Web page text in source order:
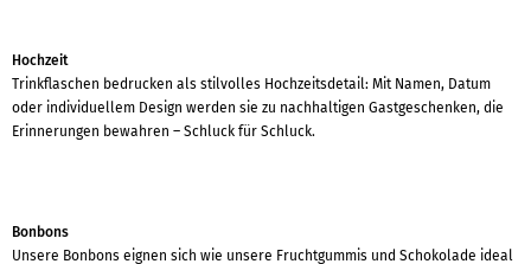
Hochzeit
Trinkflaschen bedrucken als stilvolles Hochzeitsdetail: Mit Namen, Datum
oder individuellem Design werden sie zu nachhaltigen Gastgeschenken, die
Erinnerungen bewahren – Schluck für Schluck.
Bonbons
Unsere Bonbons eignen sich wie unsere Fruchtgummis und Schokolade ideal